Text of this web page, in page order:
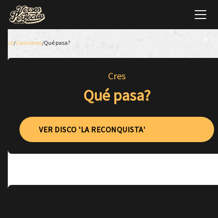
Inicio/Canciones/Qué pasa?
Cres
Qué pasa?
VER DISCO 'LA RECONQUISTA'